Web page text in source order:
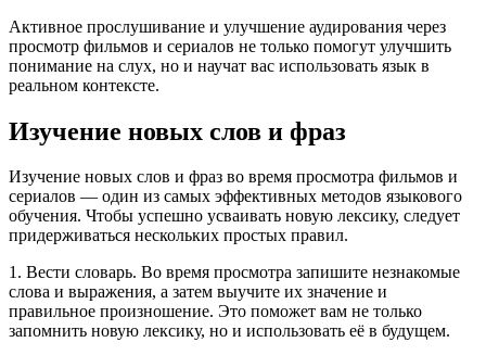
Активное прослушивание и улучшение аудирования через
просмотр фильмов и сериалов не только помогут улучшить
понимание на слух, но и научат вас использовать язык в
реальном контексте.
Изучение новых слов и фраз
Изучение новых слов и фраз во время просмотра фильмов и
сериалов — один из самых эффективных методов языкового
обучения. Чтобы успешно усваивать новую лексику, следует
придерживаться нескольких простых правил.
1. Вести словарь. Во время просмотра запишите незнакомые
слова и выражения, а затем выучите их значение и
правильное произношение. Это поможет вам не только
запомнить новую лексику, но и использовать её в будущем.